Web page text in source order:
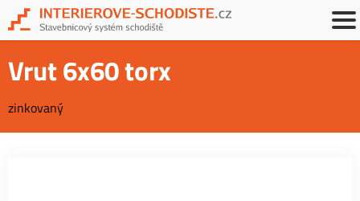
Vrut 6x60 torx
zinkovaný